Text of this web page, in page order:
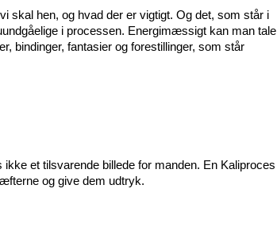
skal hen, og hvad der er vigtigt. Og det, som står i
i processen. Energimæssigt kan man tale
bindinger, fantasier og forestillinger, som står
et tilsvarende billede for manden. En Kaliproces
og give dem udtryk.